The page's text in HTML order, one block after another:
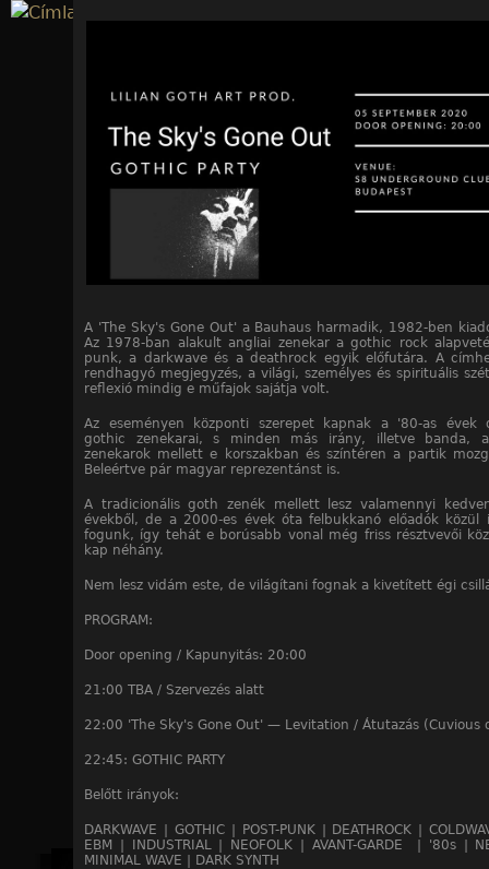
A 'The Sky's Gone Out' a Bauhaus harmadik, 1982-ben
Az 1978-ban alakult angliai zenekar a gothic rock
punk, a darkwave és a deathrock egyik előfutára. A
rendhagyó megjegyzés, a világi, személyes és spirituális
reflexió mindig e műfajok sajátja volt.
Az eseményen központi szerepet kapnak a '80-as évek
gothic zenekarai, s minden más irány, illetve banda,
zenekarok mellett e korszakban és színtéren a partik
Beleértve pár magyar reprezentánst is.
A tradicionális goth zenék mellett lesz valamennyi
évekből, de a 2000-es évek óta felbukkanó előadók közül
fogunk, így tehát e borúsabb vonal még friss résztvevői
kap néhány.
Nem lesz vidám este, de világítani fognak a kivetített égi
PROGRAM:
Door opening / Kapunyitás: 20:00
21:00 TBA / Szervezés alatt
22:00 'The Sky's Gone Out' — Levitation / Átutazás (Cuvious
22:45: GOTHIC PARTY
Belőtt irányok:
DARKWAVE | GOTHIC | POST-PUNK | DEATHROCK |
EBM | INDUSTRIAL | NEOFOLK | AVANT-GARDE | '80s |
MINIMAL WAVE | DARK SYNTH